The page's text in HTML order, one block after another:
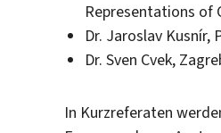
Representations of
Dr. Jaroslav Kusnír,
Dr. Sven Cvek,
In Kurzreferaten